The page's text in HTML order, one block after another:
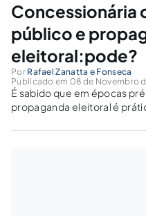
Concessionária
público e
eleitoral:pode?
Por Rafael Zanatta e Fonseca
Publicado em 08 de Novembro
É sabido que em épocas
propaganda eleitoral é
empresa privada